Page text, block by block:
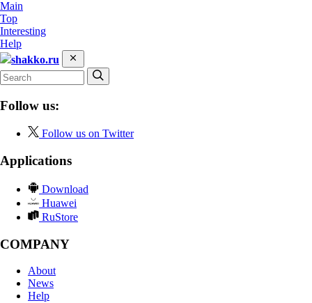
Main
Top
Interesting
Help
shakko.ru
Follow us:
Follow us on Twitter
Applications
Download
Huawei
RuStore
COMPANY
About
News
Help